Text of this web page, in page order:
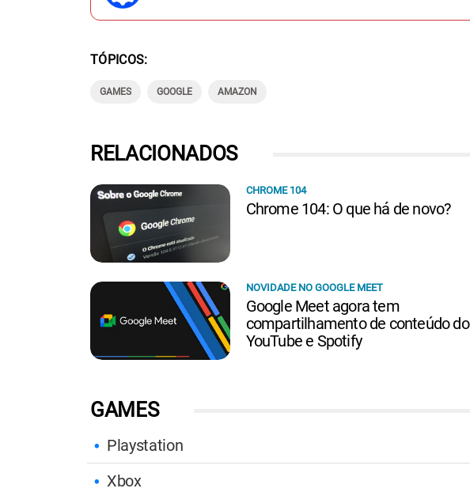
TÓPICOS
GAMES GOOGLE AMAZON
GAMES
Playstation
Xbox
RELACIONADOS
CHROME 104
Chrome 104: O que há de novo?
NOVIDADE NO GOOGLE MEET
Google Meet agora tem
compartilhamento de conteúdo do
YouTube e Spotify